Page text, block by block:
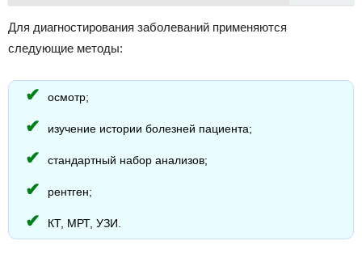
Для диагностирования заболеваний применяются
следующие методы:
осмотр;
изучение истории болезней пациента;
стандартный набор анализов;
рентген;
КТ, МРТ, УЗИ.